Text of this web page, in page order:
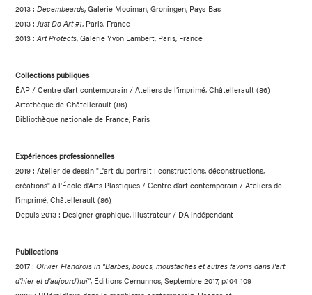
2013 :Decembeards, Galerie Mooiman, Groningen, Pays-Bas
2013 :Just Do Art #1, Paris, France
2013 :Art Protects, Galerie Yvon Lambert, Paris, France
Collections publiques
ÉAP /Centre d’art contemporain / Ateliers de l’imprimé, Châtellerault (86)
Artothèque de Châtellerault (86)
Bibliothèque nationale de France, Paris
Expériences professionnelles
2019 : Atelier de dessin "L'art du portrait : constructions, déconstructions,
créations" à l'École d'Arts Plastiques /Centre d’art contemporain / Ateliers de
l’imprimé, Châtellerault (86)
Depuis 2013 : Designer graphique, illustrateur / DA indépendant
Publications
2017 : Olivier Flandrois in "Barbes, boucs, moustaches et autres favoris dans l'art
d'hier et d'aujourd'hui", Éditions Cernunnos, Septembre 2017, p.104-109